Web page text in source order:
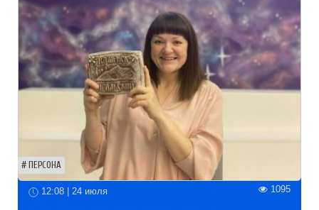
ПЕРСОНА
12:08 | 24 июля 1095